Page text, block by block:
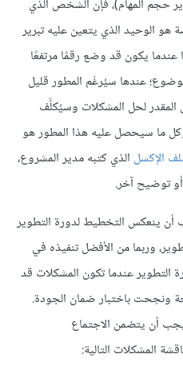
حجم المهام)، فإن الشخص الذي
هو الوحيد الذي يتعين عليه تبرير
عندما يكون قد وضع رقمًا مرتفعًا
عندها سيُرغَم المطور قليل
المقدر لحل المشكلات وسيُكلَّف
وكل ما سيحصل عليه هذا المطور هو
الإكسل الذي كتبه مدير المشروع،
توضيح آخر.
أن ينعكس التخطيط لدورة التطوير
وربما من الأفضل تنفيذه في
التطوير عندما تكون المشكلات قد
ونجحت باختبار ضمان الجودة.
يجب أن يتضمن الاجتماع
المشكلات التالية: